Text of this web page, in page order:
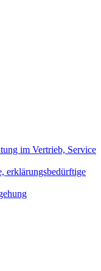
im Vertrieb, Service
erklärungsbedürftige